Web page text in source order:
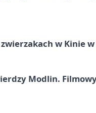
w Kinie
Modlin.